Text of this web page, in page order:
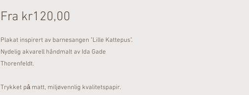
Fra kr120,00
Plakat inspirert av barnesangen "Lille Kattepus".
Nydelig akvarell håndmalt av Ida Gade
Thorenfeldt.
Trykket pả matt, miljøvennlig kvalitetspapir.